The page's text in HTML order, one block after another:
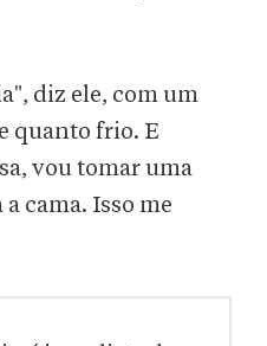
diz ele, com um
quanto frio. E
vou tomar uma
cama. Isso me